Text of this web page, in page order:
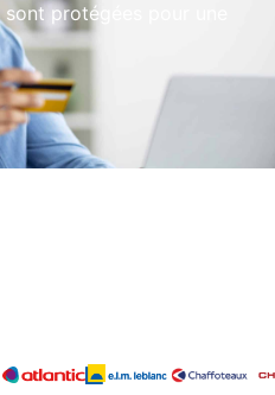
protégées pour une